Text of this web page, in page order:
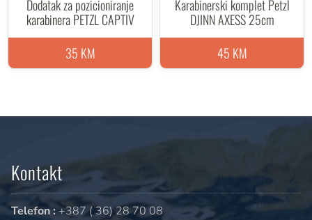
Dodatak za pozicioniranje
karabinera PETZL CAPTIV
35 KM
Karabinerski komplet Petzl
DJINN AXESS 25cm
45 KM
Kontakt
Telefon : +387 ( 36) 28 70 08